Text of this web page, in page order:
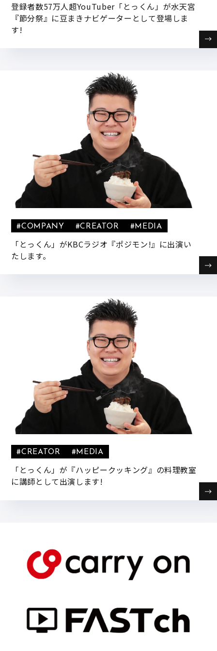
登録者数57万人超YouTuber「とっくん」が水天宮
『節分祭』に豆まきナビゲーターとして登場しま
す!
「とっくん」がKBCラジオ『ポジモン!』に出演い
たします。
#COMPANY #CREATOR #MEDIA
「とっくん」が『ハッピークッキング』の料理教室
に講師として出演します!
#CREATOR #MEDIA